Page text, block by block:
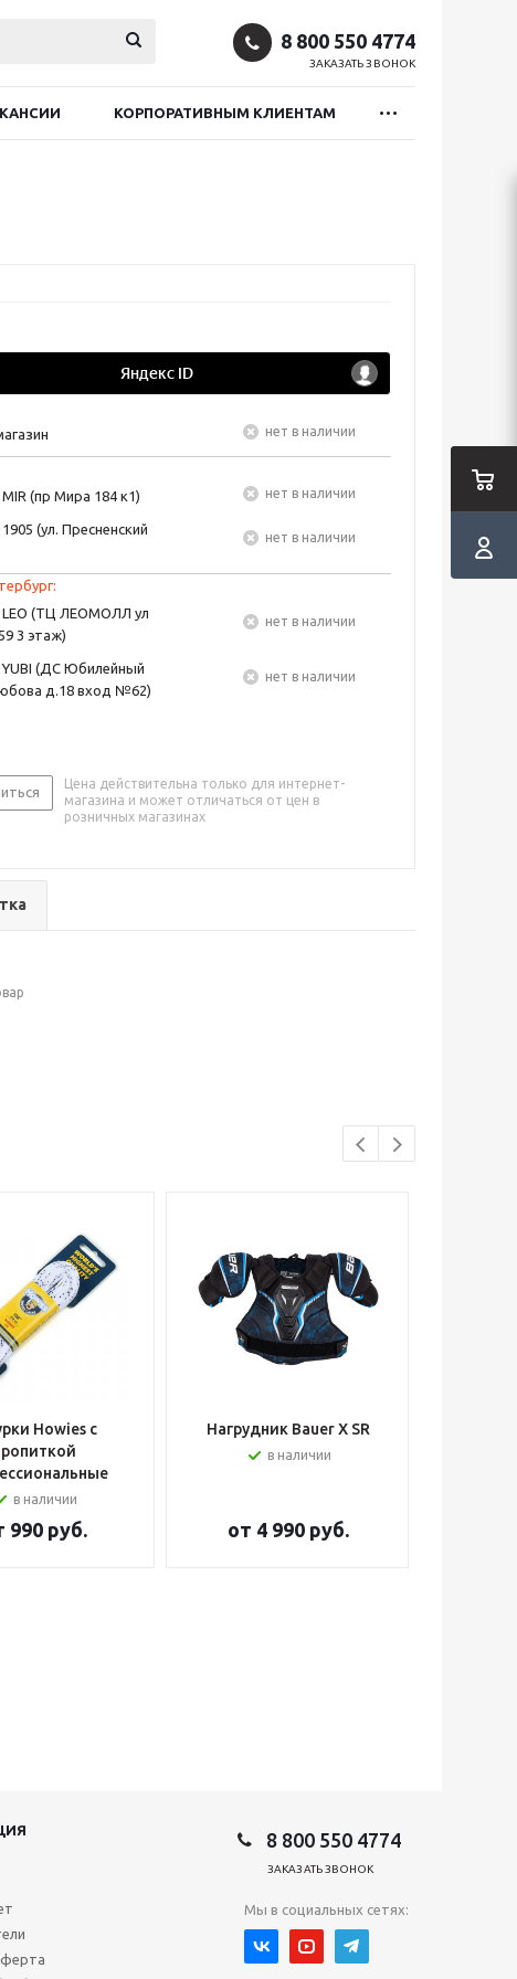
8 800 550 4774
ЗАКАЗАТЬ ЗВОНОК
КОРПОРАТИВНЫМ КЛИЕНТАМ
Нет в наличии
(пр Мира 184 к1)
Нет в наличии
(ул. Пресненский
Нет в наличии
LEO (ТЦ ЛЕОМОЛЛ ул
3 этаж)
Нет в наличии
YUBI (ДС Юбилейный
д.18 вход №62)
Нет в наличии
Цена действительна только для интернет-
магазина и может отличаться от цен в
розничных магазинах
Howies с
в наличии
990 руб.
Нагрудник Bauer X SR
в наличии
от 4 990 руб.
8 800 550 4774
ЗАКАЗАТЬ ЗВОНОК
Мы в социальных сетях: